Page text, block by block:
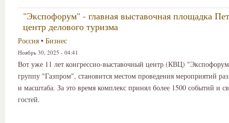
"Экспофорум" - главная выставочная площадка
центр делового туризма
Россия • Бизнес
Ноябрь 30, 2025 - 04:41
Вот уже 11 лет конгрессно-выставочный центр (КВЦ)
группу "Газпром", становится местом проведения мероприятий
и масштаба. За это время комплекс принял более 1500 событий и
гостей.